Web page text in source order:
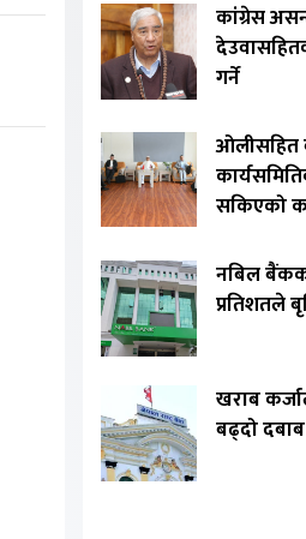
कांग्रेस
गर्ने
ओलीसहित
सकिएको
नबिल
प्रतिशतले
खराब
बढ्दो दबाब